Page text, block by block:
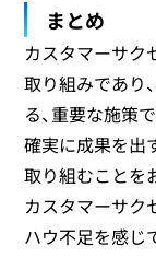
まとめ
カスタマーサク
取り組みであり
る、重要な施策で
確実に成果を出
取り組むことを
カスタマーサク
ハウ不足を感じ